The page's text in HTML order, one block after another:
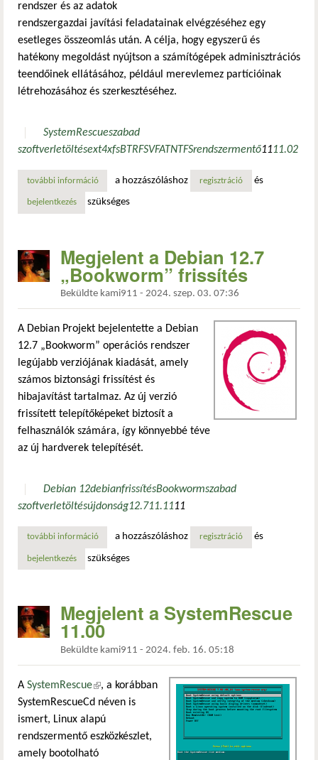
rendszer és az adatok
rendszergazdai javítási feladatainak elvégzéséhez egy
esetleges összeomlás után. A célja, hogy egyszerű és
hatékony megoldást nyújtson a számítógépek adminisztrációs
teendőinek ellátásához, például merevlemez partícióinak
létrehozásához és szerkesztéséhez.
SystemRescueszabad
szoftverletöltésext4xfsBTRFSVFATNTFSrendszermentő1111.02
további információmegjelent a systemrescue 11.02 tartalommal
a hozzászóláshoz regisztráció és
bejelentkezés szükséges
Megjelent a Debian 12.7
„Bookworm” frissítés
Beküldte kami911 - 2024. szep. 03. 07:36
A Debian Projekt bejelentette a Debian
12.7 „Bookworm” operációs rendszer
legújabb verziójának kiadását, amely
számos biztonsági frissítést és
hibajavítást tartalmaz. Az új verzió
frissített telepítőképeket biztosít a
felhasználók számára, így könnyebbé téve
az új hardverek telepítését.
Debian 12debianfrissítésBookwormszabad
szoftverletöltésújdonság12.711.1111
további információmegjelent a debian 12.7 „bookworm” frissítés
a hozzászóláshoz regisztráció és
bejelentkezés szükséges
Megjelent a SystemRescue
11.00
Beküldte kami911 - 2024. feb. 16. 05:18
A SystemRescue(külső hivatkozás)
, a korábban
SystemRescueCd néven is
ismert, Linux alapú
rendszermentő eszközkészlet,
amely bootolható